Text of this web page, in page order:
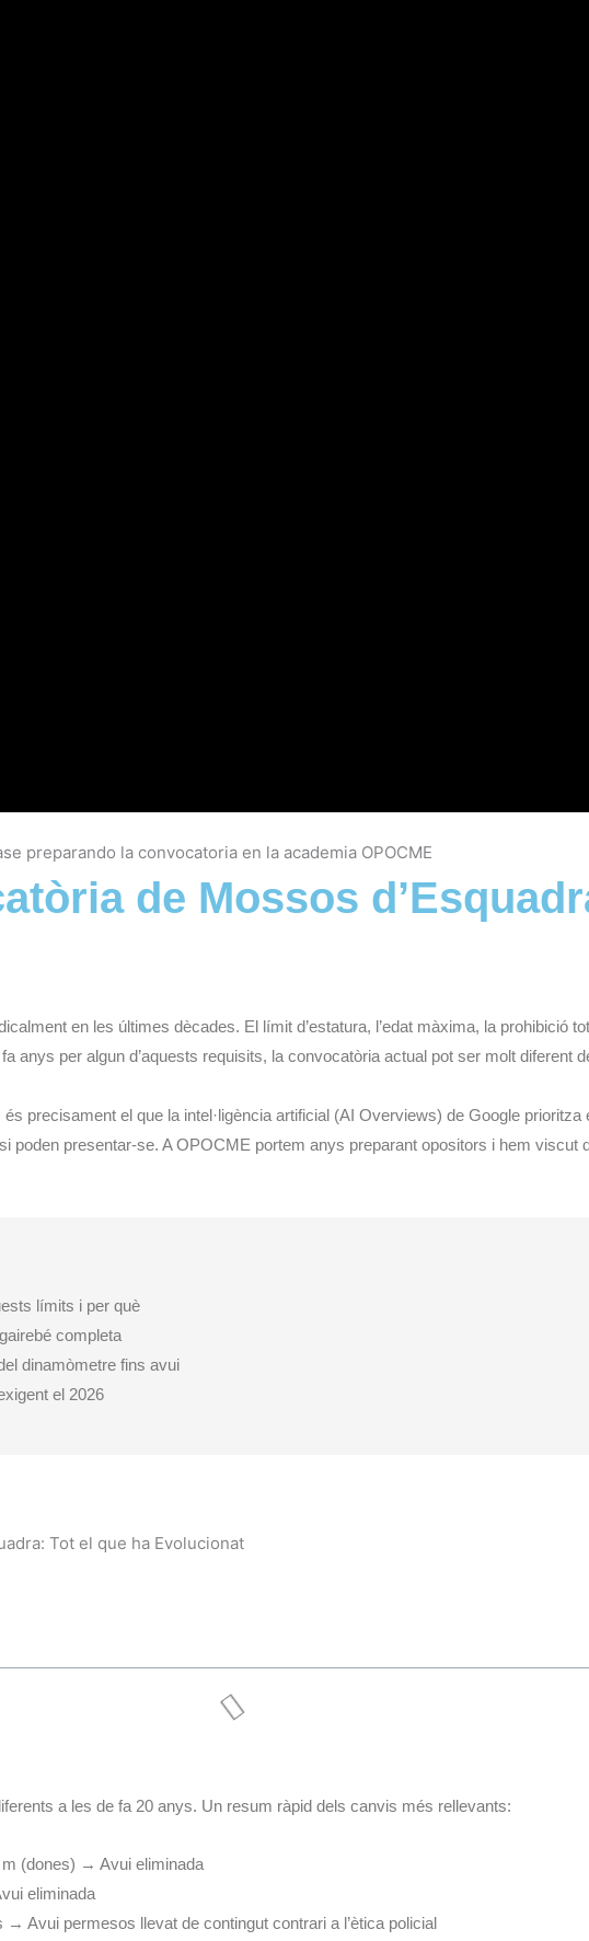
de Mossos
en les últimes dècades. El límit d’estatura, l’edat màxima, la prohibició
anys per algun d’aquests requisits, la convocatòria actual pot ser molt diferent
precisament el que la intel·ligència artificial (AI Overviews) de Google
poden presentar-se. A OPOCME portem anys preparant opositors i hem
límits i per què
completa
dinamòmetre fins avui
el 2026
Tot el que ha Evolucionat
a les de fa 20 anys. Un resum ràpid dels canvis més rellevants:
(dones) → Avui eliminada
eliminada
Avui permesos llevat de contingut contrari a l’ètica policial